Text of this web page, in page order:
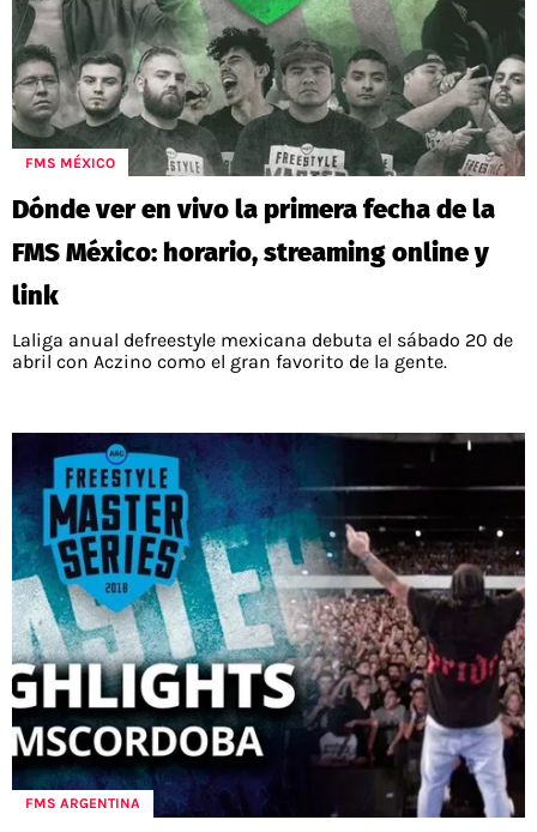
FMS MÉXICO
Dónde ver en vivo la primera fecha de la
FMS México: horario, streaming online y
link
Laliga anual defreestyle mexicana debuta el sábado 20 de
abril con Aczino como el gran favorito de la gente.
FMS ARGENTINA